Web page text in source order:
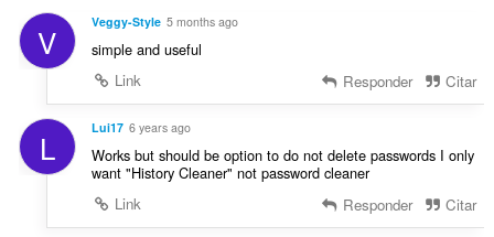
õ
e
f
i
ç
õ
e
s
l
s
i
f
c
V Veggy-Style 5 months ago
simple and useful
Link
Responder Citar
L Lui17 6 years ago
Works but should be option to do not delete passwords I only
want "History Cleaner" not password cleaner
Link
Responder Citar